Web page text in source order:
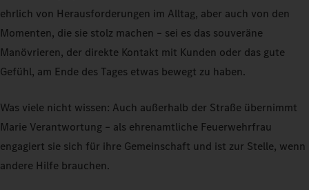
ehrlich von Herausforderungen im Alltag, aber auch von den
Momenten, die sie stolz machen – sei es das souveräne
Manövrieren, der direkte Kontakt mit Kunden oder das gute
Gefühl, am Ende des Tages etwas bewegt zu haben.
Was viele nicht wissen: Auch außerhalb der Straße übernimmt
Marie Verantwortung – als ehrenamtliche Feuerwehrfrau
engagiert sie sich für ihre Gemeinschaft und ist zur Stelle, wenn
andere Hilfe brauchen.